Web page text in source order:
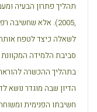
תהליך פתרון הבעיה
2005,). אלא שחשיבה
לשאלה כיצד לטפח
סביבת הלמידה
בתהליך ההכשרה
הדיון שבה מוגדר נושא
חשיבתו הפנימית